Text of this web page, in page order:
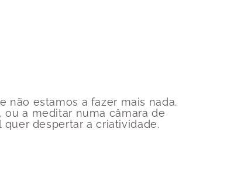
não estamos a fazer mais nada.
a meditar numa câmara de
despertar a criatividade.